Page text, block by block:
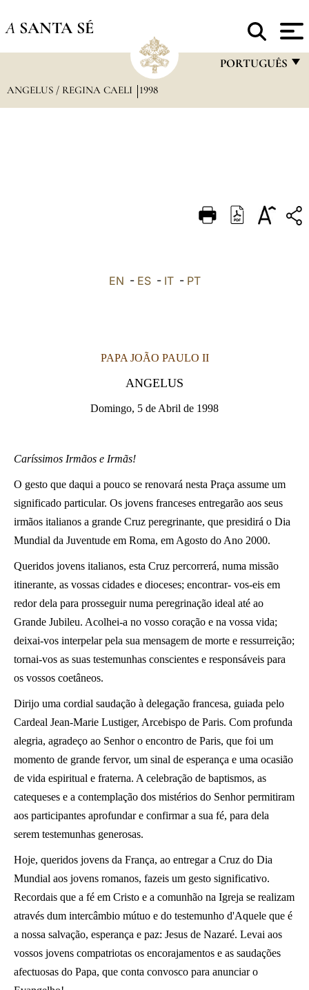
A SANTA SÉ
PORTUGUÊS
DEUTSCH
ANGELUS / REGINA CAELI 1998
EN - ES- IT- PT
PAPA JOÃO PAULO II
ANGELUS
Domingo, 5 de Abril de 1998
Caríssimos Irmãos e Irmãs!
O gesto que daqui a pouco se renovará nesta Praça assume um
significado particular. Os jovens franceses entregarão aos seus
irmãos italianos a grande Cruz peregrinante, que presidirá o Dia
Mundial da Juventude em Roma, em Agosto do Ano 2000.
Queridos jovens italianos, esta Cruz percorrerá, numa missão
itinerante, as vossas cidades e dioceses; encontrar- vos-eis em
redor dela para prosseguir numa peregrinação ideal até ao
Grande Jubileu. Acolhei-a no vosso coração e na vossa vida;
deixai-vos interpelar pela sua mensagem de morte e ressurreição;
tornai-vos as suas testemunhas conscientes e responsáveis para
os vossos coetâneos.
Dirijo uma cordial saudação à delegação francesa, guiada pelo
Cardeal Jean-Marie Lustiger, Arcebispo de Paris. Com profunda
alegria, agradeço ao Senhor o encontro de Paris, que foi um
momento de grande fervor, um sinal de esperança e uma ocasião
de vida espiritual e fraterna. A celebração de baptismos, as
catequeses e a contemplação dos mistérios do Senhor permitiram
aos participantes aprofundar e confirmar a sua fé, para dela
serem testemunhas generosas.
Hoje, queridos jovens da França, ao entregar a Cruz do Dia
Mundial aos jovens romanos, fazeis um gesto significativo.
Recordais que a fé em Cristo e a comunhão na Igreja se realizam
através dum intercâmbio mútuo e do testemunho d'Aquele que é
a nossa salvação, esperança e paz: Jesus de Nazaré. Levai aos
vossos jovens compatriotas os encorajamentos e as saudações
afectuosas do Papa, que conta convosco para anunciar o